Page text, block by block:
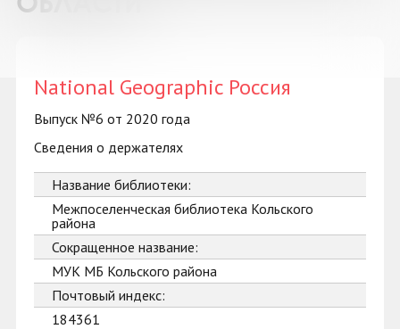
National Geographic Россия
Выпуск №6 от 2020 года
Сведения о держателях
Название библиотеки:
Межпоселенческая библиотека Кольского
района
Сокращенное название:
МУК МБ Кольского района
Почтовый индекс:
184361